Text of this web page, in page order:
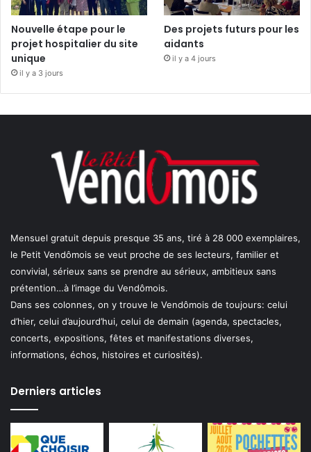
Nouvelle étape pour le
projet hospitalier du site
unique
il y a 3 jours
Des projets futurs pour les
aidants
il y a 4 jours
Mensuel gratuit depuis presque 35 ans, tiré à 28 000 exemplaires,
le Petit Vendômois se veut proche de ses lecteurs, familier et
convivial, sérieux sans se prendre au sérieux, ambitieux sans
prétention…à l’image du Vendômois.
Dans ses colonnes, on y trouve le Vendômois de toujours: celui
d’hier, celui d’aujourd’hui, celui de demain (agenda, spectacles,
concerts, expositions, fêtes et manifestations diverses,
informations, échos, histoires et curiosités).
Derniers articles